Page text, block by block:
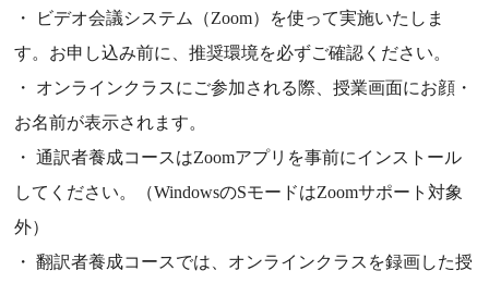
ビデオ会議システム（Zoom）を使って実施いたしま
す。お申し込み前に、推奨環境を必ずご確認ください。
オンラインクラスにご参加される際、授業画面にお顔・
お名前が表示されます。
通訳者養成コースはZoomアプリを事前にインストール
してください。（WindowsのSモードはZoomサポート対象
外）
翻訳者養成コースでは、オンラインクラスを録画した授